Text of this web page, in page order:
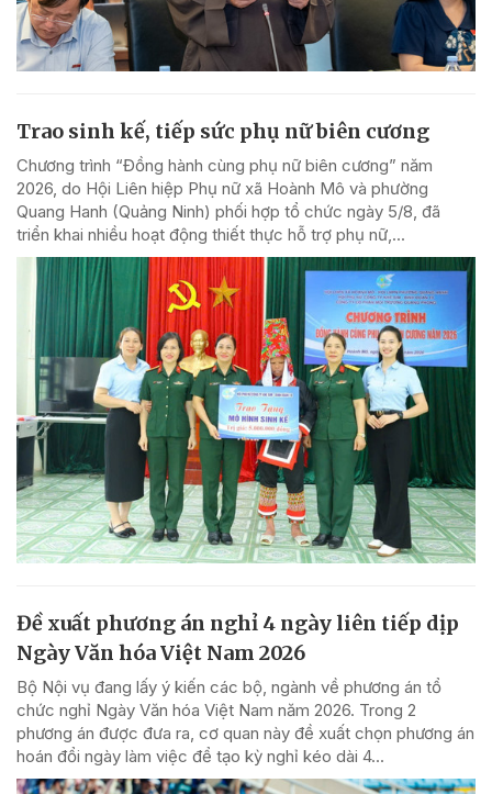
Trao sinh kế, tiếp sức phụ nữ biên cương
Chương trình “Đồng hành cùng phụ nữ biên cương” năm
2026, do Hội Liên hiệp Phụ nữ xã Hoành Mô và phường
Quang Hanh (Quảng Ninh) phối hợp tổ chức ngày 5/8, đã
triển khai nhiều hoạt động thiết thực hỗ trợ phụ nữ,...
Đề xuất phương án nghỉ 4 ngày liên tiếp dịp
Ngày Văn hóa Việt Nam 2026
Bộ Nội vụ đang lấy ý kiến các bộ, ngành về phương án tổ
chức nghỉ Ngày Văn hóa Việt Nam năm 2026. Trong 2
phương án được đưa ra, cơ quan này đề xuất chọn phương án
hoán đổi ngày làm việc để tạo kỳ nghỉ kéo dài 4...